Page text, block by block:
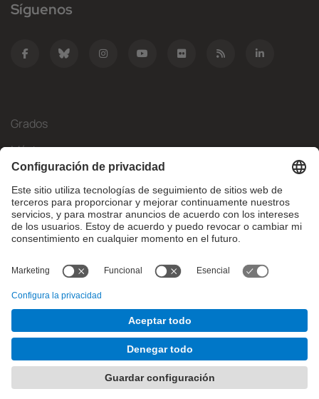
Síguenos
Grados
Másteres
Movilidad Internacional
Investigación
Empresa
¿Qué necesitas?
© Facultat d'Informàtica de Barcelona - Universitat Politècnica
de Catalunya - BarcelonaTech